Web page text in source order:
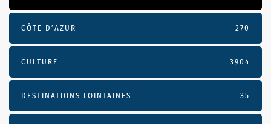
CÔTE D’AZUR 270
CULTURE 3904
DESTINATIONS LOINTAINES 35